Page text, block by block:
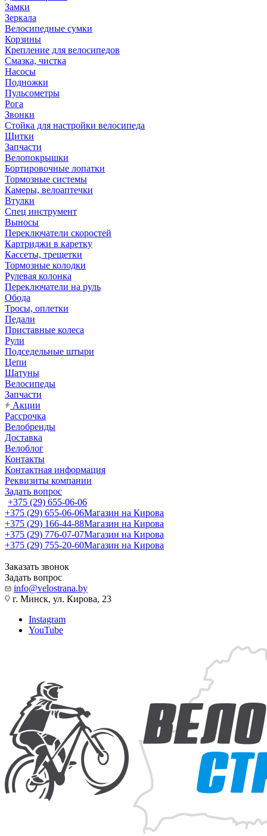
Замки
Зеркала
Велосипедные сумки
Корзины
Крепление для велосипедов
Смазка, чистка
Насосы
Подножки
Пульсометры
Рога
Звонки
Стойка для настройки велосипеда
Щитки
Запчасти
Велопокрышки
Бортировочные лопатки
Тормозные системы
Камеры, велоаптечки
Втулки
Спец инструмент
Выносы
Переключатели скоростей
Картриджи в каретку
Кассеты, трещетки
Тормозные колодки
Рулевая колонка
Переключатели на руль
Обода
Тросы, оплетки
Педали
Приставные колеса
Рули
Подседельные штыри
Цепи
Шатуны
Велосипеды
Запчасти
Акции
Рассрочка
Велобренды
Доставка
Велоблог
Контакты
Контактная информация
Реквизиты компании
Задать вопрос
+375 (29) 655-06-06
+375 (29) 655-06-06Магазин на Кирова
+375 (29) 166-44-88Магазин на Кирова
+375 (29) 776-07-07Магазин на Кирова
+375 (29) 755-20-60Магазин на Кирова
Заказать звонок
Задать вопрос
info@velostrana.by
г. Минск, ул. Кирова, 23
Instagram
YouTube